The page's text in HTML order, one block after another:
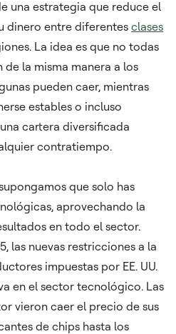
una estrategia que reduce el
dinero entre diferentes clases
La idea es que no todas
de la misma manera a los
pueden caer, mientras
estables o incluso
cartera diversificada
contratiempo.
que solo has
aprovechando la
en todo el sector.
las nuevas restricciones a la
impuestas por EE. UU.
en el sector tecnológico. Las
vieron caer el precio de sus
de chips hasta los